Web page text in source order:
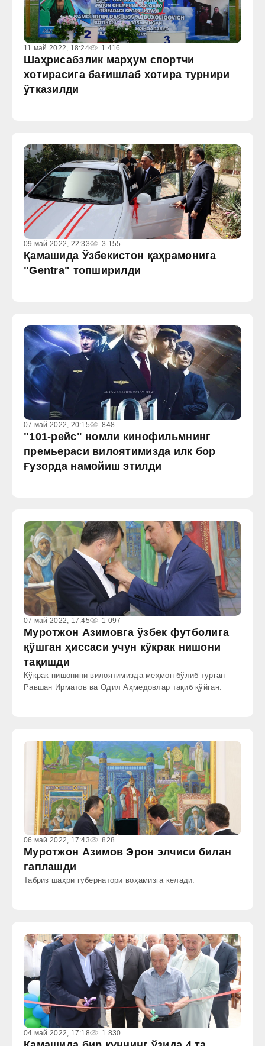
11 май 2022, 18:24 1 416
Шаҳрисабзлик марҳум спортчи
хотирасига бағишлаб хотира турнири
ўтказилди
09 май 2022, 22:33 3 155
Қамашида Ўзбекистон қаҳрамонига
"Gentra" топширилди
07 май 2022, 20:15 848
"101-рейс" номли кинофильмнинг
премьераси вилоятимизда илк бор
Ғузорда намойиш этилди
07 май 2022, 17:45 1 097
Муротжон Азимовга ўзбек футболига
қўшган ҳиссаси учун кўкрак нишони
тақишди
Кўкрак нишонини вилоятимизда меҳмон бўлиб турган
Равшан Ирматов ва Одил Аҳмедовлар тақиб қўйган.
06 май 2022, 17:43 828
Муротжон Азимов Эрон элчиси билан
гаплашди
Табриз шаҳри губернатори воҳамизга келади.
04 май 2022, 17:18 1 830